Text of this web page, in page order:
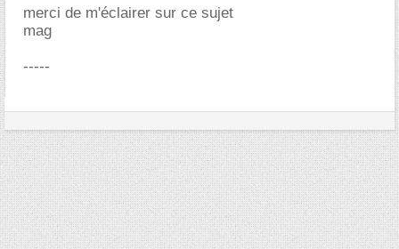
merci de m'éclairer sur ce sujet
mag
-----